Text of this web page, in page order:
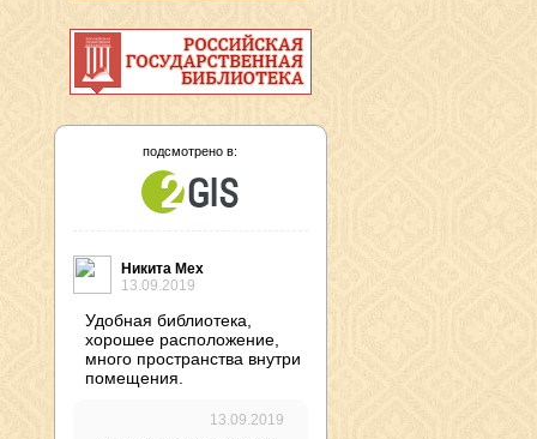
подсмотрено в:
Никита Мех
13.09.2019
Удобная библиотека,
хорошее расположение,
много пространства внутри
помещения.
13.09.2019